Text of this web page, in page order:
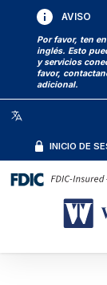
AVISO
Por favor, ten
inglés. Esto
y servicios
favor,
adicional.
INICIO DE